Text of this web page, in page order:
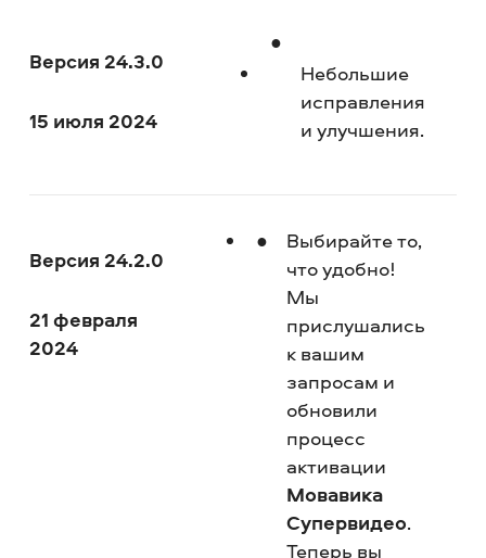
Версия 24.3.0
15 июля 2024
Небольшие
исправления
и улучшения.
Версия 24.2.0
21 февраля
2024
Выбирайте то,
что удобно!
Мы
прислушались
к вашим
запросам и
обновили
процесс
активации
Мовавика
Супервидео.
Теперь вы